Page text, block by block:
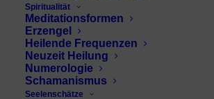
Spiritualität
Meditationsformen
Erzengel
Heilende Frequenzen
Neuzeit Heilung
Numerologie
Schamanismus
Seelenschätze